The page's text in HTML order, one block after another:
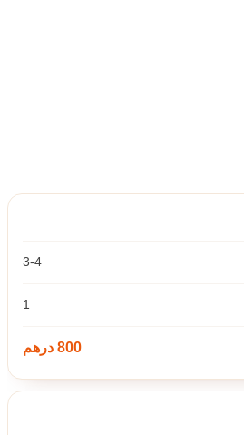
3-4
1
800 درهم